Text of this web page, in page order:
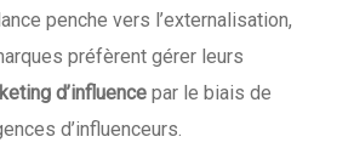
penche vers l’externalisation,
préfèrent gérer leurs
d’influence par le biais de
d’influenceurs.